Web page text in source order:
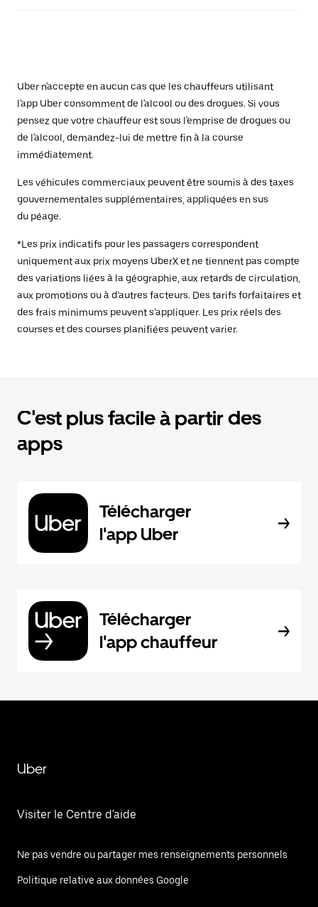
Uber n'accepte en aucun cas que les chauffeurs utilisant
l'app Uber consomment de l'alcool ou des drogues. Si vous
pensez que votre chauffeur est sous l'emprise de drogues ou
de l'alcool, demandez-lui de mettre fin à la course
immédiatement.
Les véhicules commerciaux peuvent être soumis à des taxes
gouvernementales supplémentaires, appliquées en sus
du péage.
*Les prix indicatifs pour les passagers correspondent
uniquement aux prix moyens UberX et ne tiennent pas compte
des variations liées à la géographie, aux retards de circulation,
aux promotions ou à d’autres facteurs. Des tarifs forfaitaires et
des frais minimums peuvent s’appliquer. Les prix réels des
courses et des courses planifiées peuvent varier.
C'est plus facile à partir des
apps
Télécharger
l'app Uber
Télécharger
l'app chauffeur
Uber
Visiter le Centre d'aide
Ne pas vendre ou partager mes renseignements personnels
Politique relative aux données Google